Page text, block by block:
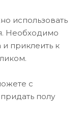
использовать
Необходимо
и приклеить к
с
полу